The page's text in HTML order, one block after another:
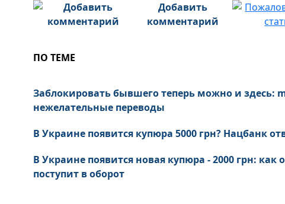
Добавить
комментарий
ПО ТЕМЕ
Заблокировать бывшего теперь можно и здесь:
нежелательные переводы
В Украине появится купюра 5000 грн? Нацбанк
В Украине появится новая купюра - 2000 грн: как
поступит в оборот